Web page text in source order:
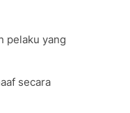
pelaku yang
secara